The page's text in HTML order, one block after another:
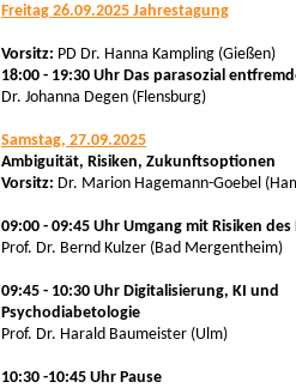
Freitag 26.09.2025 Jahrestagung
Vorsitz: PD Dr. Hanna Kampling (Gießen)
18:00 - 19:30 Uhr Das parasozial
Dr. Johanna Degen (Flensburg)
Samstag, 27.09.2025
Ambiguität, Risiken, Zukunftsoptionen
Vorsitz: Dr. Marion Hagemann-Goebel
09:00 - 09:45 Uhr Umgang mit Risiken
Prof. Dr. Bernd Kulzer (Bad Mergentheim)
09:45 - 10:30 Uhr Digitalisierung, KI und
Psychodiabetologie
Prof. Dr. Harald Baumeister (Ulm)
10:30 -10:45 Uhr Pause